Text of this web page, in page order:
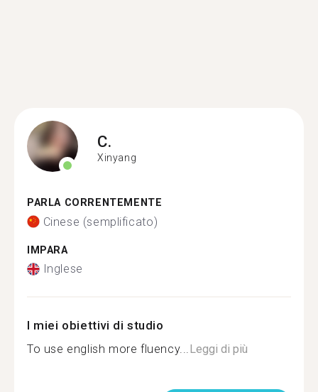
C.
Xinyang
PARLA CORRENTEMENTE
Cinese (semplificato)
IMPARA
Inglese
I miei obiettivi di studio
To use english more fluency...Leggi di più